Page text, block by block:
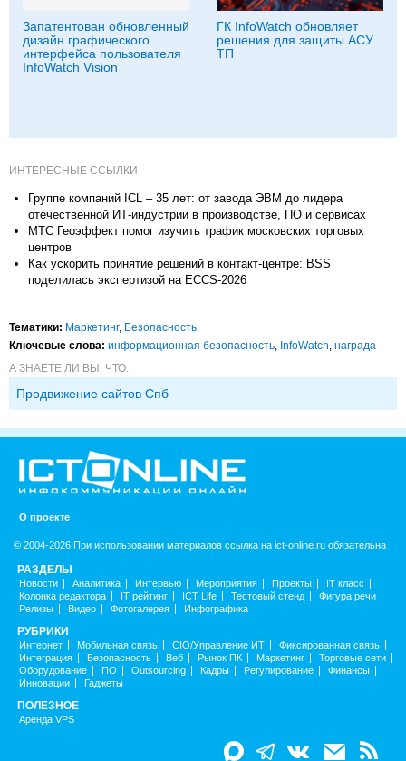
Запатентован обновленный
дизайн графического
интерфейса пользователя
InfoWatch Vision
ГК InfoWatch обновляет
решения для защиты АСУ
ТП
ИНТЕРЕСНЫЕ ССЫЛКИ
Группе компаний ICL – 35 лет: от завода ЭВМ до лидера
отечественной ИТ-индустрии в производстве, ПО и сервисах
МТС Геоэффект помог изучить трафик московских торговых
центров
Как ускорить принятие решений в контакт-центре: BSS
поделилась экспертизой на ECCS-2026
Тематики: Маркетинг, Безопасность
Ключевые слова: информационная безопасность, InfoWatch, награда
А ЗНАЕТЕ ЛИ ВЫ, ЧТО:
Продвижение сайтов Спб
О проекте
© 2004-2026 При использовании материалов ссылка на ict-online.ru обязательна
РАЗДЕЛЫ
Новости Аналитика Интервью Мероприятия Проекты
IT класс
Колонка редактора
IT рейтинг ICT Life Тестовый стенд
Фигура речи
Релизы
Видео Фотогалерея Инфографика
РУБРИКИ
Интернет Мобильная связь CIO/Управление ИТ
Фиксированная связь
Интеграция
Безопасность Веб Рынок ПК Маркетинг
Торговые сети
Оборудование
ПО Outsourcing Кадры Регулирование
Финансы
Инновации
Гаджеты
ПОЛЕЗНОЕ
Аренда VPS